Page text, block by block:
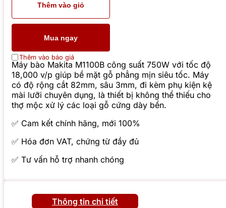
Thêm vào giỏ
Mua ngay
Thêm vào báo giá
Máy bào Makita M1100B công suất 750W với tốc độ
18,000 v/p giúp bề mặt gỗ phẳng mịn siêu tốc. Máy
có độ rộng cắt 82mm, sâu 3mm, đi kèm phụ kiện kệ
mài lưỡi chuyên dụng, là thiết bị không thể thiếu cho
thợ mộc xử lý các loại gỗ cứng dày bền.
✅ Cam kết chính hãng, mới 100%
✅ Hóa đơn VAT, chứng từ đầy đủ
✅ Tư vấn hỗ trợ nhanh chóng
Thông tin chi tiết